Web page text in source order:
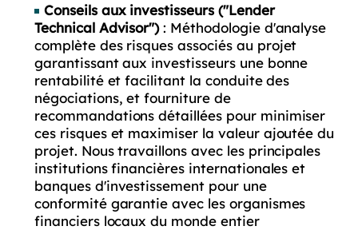
Conseils aux investisseurs ("Lender
Technical Advisor"): Méthodologie d'analyse
complète des risques associés au projet
garantissant aux investisseurs une bonne
rentabilité et facilitant la conduite des
négociations, et fourniture de
recommandations détaillées pour minimiser
ces risques et maximiser la valeur ajoutée du
projet. Nous travaillons avec les principales
institutions financières internationales et
banques d'investissement pour une
conformité garantie avec les organismes
financiers locaux du monde entier